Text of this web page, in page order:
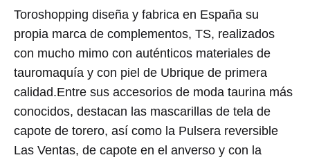
Toroshopping diseña y fabrica en España su
propia marca de complementos, TS, realizados
con mucho mimo con auténticos materiales de
tauromaquía y con piel de Ubrique de primera
calidad.Entre sus accesorios de moda taurina más
conocidos, destacan las mascarillas de tela de
capote de torero, así como la Pulsera reversible
Las Ventas, de capote en el anverso y con la